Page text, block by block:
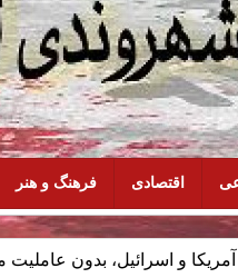
اقتصادی فرهنگ و هنر
بدون عاملیت ملت ایران